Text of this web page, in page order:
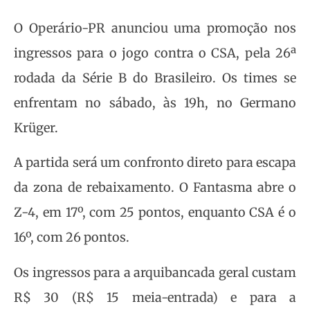
O Operário-PR anunciou uma promoção nos
ingressos para o jogo contra o CSA, pela 26ª
rodada da Série B do Brasileiro. Os times se
enfrentam no sábado, às 19h, no Germano
Krüger.
A partida será um confronto direto para escapa
da zona de rebaixamento. O Fantasma abre o
Z-4, em 17º, com 25 pontos, enquanto CSA é o
16º, com 26 pontos.
Os ingressos para a arquibancada geral custam
R$ 30 (R$ 15 meia-entrada) e para a